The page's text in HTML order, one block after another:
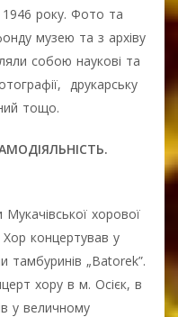
1946 року. Фото та
музею та з архіву
собою наукові та
друкарську
тощо.
хорової
концертував у
тамбуринів „Batorek”.
хору в м. Осієк, в
у величному